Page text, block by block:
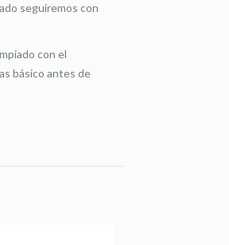
seguiremos con
con el
básico antes de